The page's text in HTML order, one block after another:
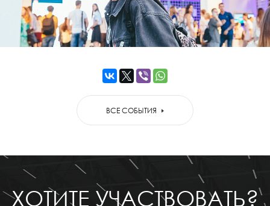
ВСЕ СОБЫТИЯ
ХОТИТЕ УЧАСТВОВАТЬ?